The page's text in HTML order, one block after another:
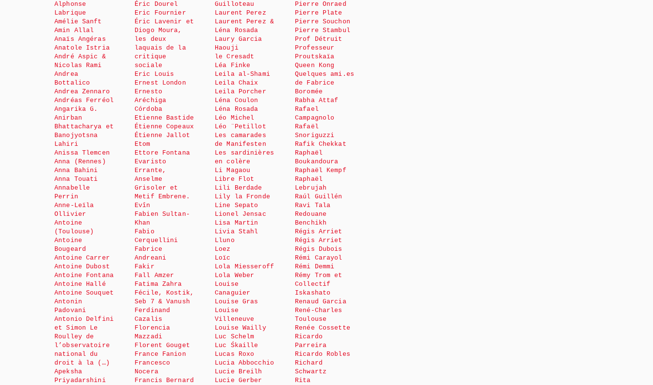
Alphonse
Labrique
Amélie Sanft
Amin Allal
Anaïs Angéras
Anatole Istria
André Aspic &
Nicolas Rami
Andrea
Bottalico
Andrea Zennaro
Andréas Ferréol
Angarika G.
Anirban
Bhattacharya et
Banojyotsna
Lahiri
Anissa Tlemcen
Anna (Rennes)
Anna Bahini
Anna Touati
Annabelle
Perrin
Anne-Leïla
Ollivier
Antoine
(Toulouse)
Antoine
Bougeard
Antoine Carrer
Antoine Dubost
Antoine Fontana
Antoine Hallé
Antoine Souquet
Antonin
Padovani
Antonio Delfini
et Simon Le
Roulley de
l’observatoire
national du
droit à la (…)
Apeksha
Priyadarshini
Éric Dourel
Eric Fournier
Éric Lavenir et
Diogo Moura,
les deux
laquais de la
critique
sociale
Eric Louis
Ernest London
Ernesto
Aréchiga
Córdoba
Etienne Bastide
Étienne Copeaux
Étienne Jallot
Etom
Ettore Fontana
Evaristo
Errante,
Anselme
Grisoler et
Metif Embrene.
Evîn
Fabien Sultan-
Khan
Fabio
Cerquellini
Fabrice
Andreani
Fakir
Fall Amzer
Fatima Zahra
Fécile, Kostik,
Seb 7 & Vanush
Ferdinand
Cazalis
Florencia
Mazzadi
Florent Gouget
France Fanion
Francesco
Nocera
Francis Bernard
Guilloteau
Laurent Perez
Laurent Perez &
Léna Rosada
Laury Garcia
Haouji
le Cresadt
Léa Finke
Leila al-Shami
Leila Chaix
Leila Porcher
Léna Coulon
Léna Rosada
Léo Michel
Léo ¨Petillot
Les camarades
de Manifesten
Les sardinières
en colère
Li Magaou
Libre Flot
Lili Berdade
Lily la Fronde
Line Sepato
Lionel Jensac
Lisa Martin
Livia Stahl
Lluno
Loez
Loïc
Lola Miesseroff
Lola Weber
Louise
Canaguier
Louise Gras
Louise
Villeneuve
Louise Wailly
Luc Schelm
Luc Śkaille
Lucas Roxo
Lucia Abbocchio
Lucie Breilh
Lucie Gerber
Pierre Onraed
Pierre Plate
Pierre Souchon
Pierre Stambul
Prof Détruit
Professeur
Proutskaïa
Queen Kong
Quelques ami.es
de Fabrice
Boromée
Rabha Attaf
Rafael
Campagnolo
Rafaël
Snoriguzzi
Rafik Chekkat
Raphaël
Boukandoura
Raphaël Kempf
Raphaël
Lebrujah
Raúl Guillén
Ravi Tala
Redouane
Benchikh
Régis Arriet
Régis Arriet
Régis Dubois
Rémi Carayol
Rémi Demmi
Rémy Trom et
Collectif
Iskashato
Renaud Garcia
René-Charles
Toulouse
Renée Cossette
Ricardo
Parreira
Ricardo Robles
Richard
Schwartz
Rita